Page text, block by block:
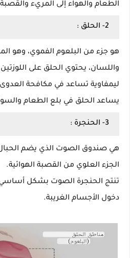
الطعام والهواء إلى المريء والقصبة
2- الحلق :
هو جزء من البلعوم الفموي، وهو
واللسان، يحتوي الحلق على
ليمفاوية تساعد في مكافحة
يساعد الحلق في بلع الطعام
3- الحنجرة :
هي صندوق الصوت الذي يضم
الجزء العلوي من القصبة الهوائية.
تنتج الحنجرة الصوت بشكل
دخول الأجسام الغريبة.